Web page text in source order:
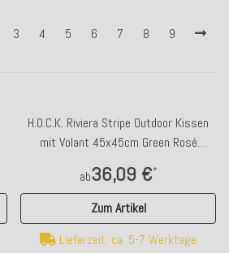
3 4 5 6 7 8 9
H.O.C.K. Riviera Stripe Outdoor Kissen
mit Volant 45x45cm Green Rosé
ab36,09 €*
Zum Artikel
Lieferzeit: ca. 5-7 Werktage